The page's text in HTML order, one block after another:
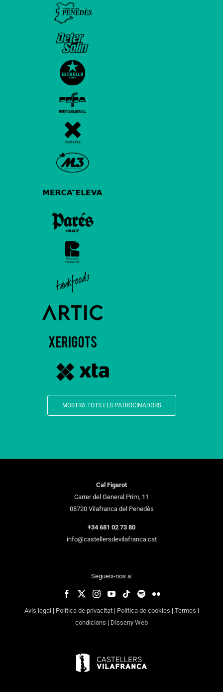
MOSTRA TOTS ELS PATROCINADORS
Cal Figarot
Carrer del General Prim, 11
08720 Vilafranca del Penedès
+34 681 02 73 80
info@castellersdevilafranca.cat
Segueix-nos a:
Avís legal | Política de privacitat| Política de cookies | Termes i
condicions | Disseny Web